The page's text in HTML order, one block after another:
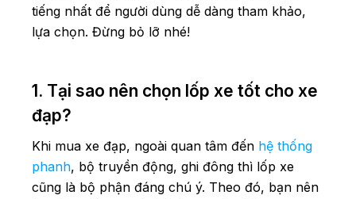
tiếng nhất để người dùng dễ dàng tham khảo,
lựa chọn. Đừng bỏ lỡ nhé!
1. Tại sao nên chọn lốp xe tốt cho xe
đạp?
Khi mua xe đạp, ngoài quan tâm đến hệ thống
phanh, bộ truyền động, ghi đông thì lốp xe
cũng là bộ phận đáng chú ý. Theo đó, bạn nên